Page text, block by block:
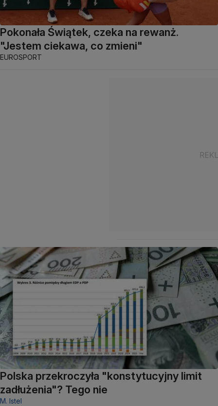
Pokonała Świątek, czeka na rewanż.
"Jestem ciekawa, co zmieni"
EUROSPORT
Polska przekroczyła "konstytucyjny limit
zadłużenia"? Tego nie
M. Istel